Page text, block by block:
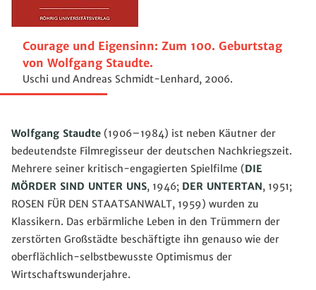
Courage und Eigensinn: Zum 100. Geburtstag
von Wolfgang Staudte.
Uschi und Andreas Schmidt-Lenhard, 2006.
Wolfgang Staudte (1906–1984) ist neben Käutner der
bedeutendste Filmregisseur der deutschen Nachkriegszeit.
Mehrere seiner kritisch-engagierten Spielfilme (DIE
MÖRDER SIND UNTER UNS, 1946; DER UNTERTAN, 1951;
ROSEN FÜR DEN STAATSANWALT, 1959) wurden zu
Klassikern. Das erbärmliche Leben in den Trümmern der
zerstörten Großstädte beschäftigte ihn genauso wie der
oberflächlich-selbstbewusste Optimismus der
Wirtschaftswunderjahre.